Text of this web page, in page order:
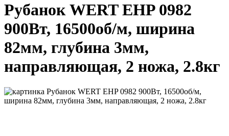
Рубанок WERT EHP 0982
900Вт, 16500об/м, ширина
82мм, глубина 3мм,
направляющая, 2 ножа, 2.8кг